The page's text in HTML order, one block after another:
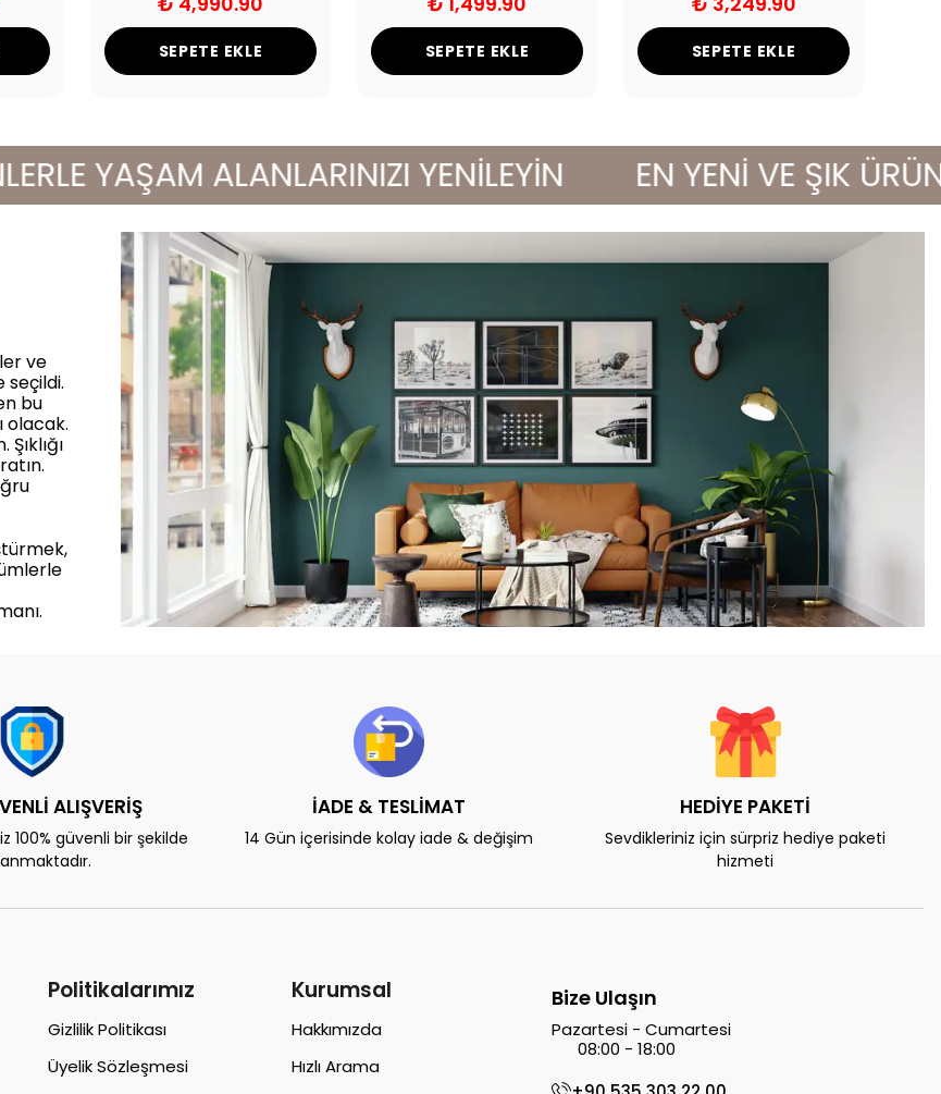
SEPETE EKLE SEPETE EKLE SEPETE EKLE
YAŞAM ALANLARINIZI YENİLEYİN EN YENİ VE ŞIK
ve
bu
olacak.
ALIŞVERİŞ
100% güvenli bir şekilde
İADE & TESLİMAT
14 Gün içerisinde kolay iade & değişim
HEDİYE PAKETİ
Sevdikleriniz için sürpriz hediye paketi
hizmeti
Politikalarımız
Gizlilik Politikası
Üyelik Sözleşmesi
Kurumsal
Hakkımızda
Hızlı Arama
Bize Ulaşın
Pazartesi - Cumartesi
08:00 - 18:00